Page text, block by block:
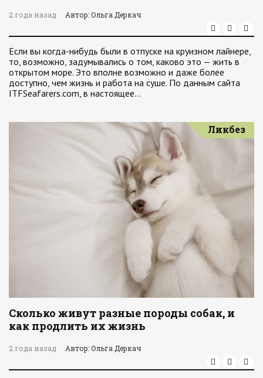
2 года назад Автор: Ольга Деркач
Если вы когда-нибудь были в отпуске на круизном лайнере,
то, возможно, задумывались о том, каково это — жить в
открытом море. Это вполне возможно и даже более
доступно, чем жизнь и работа на суше. По данным сайта
ITFSeafarers.com, в настоящее…
Ликбез
Сколько живут разные породы собак, и
как продлить их жизнь
2 года назад Автор: Ольга Деркач